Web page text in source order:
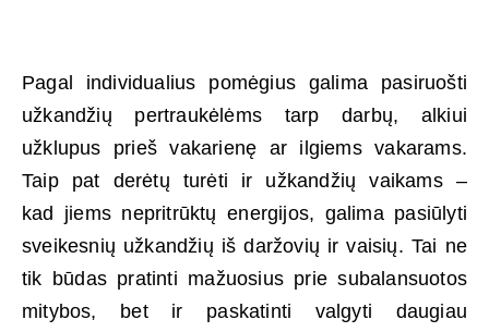
Pagal individualius pomėgius galima pasiruošti
užkandžių pertraukėlėms tarp darbų, alkiui
užklupus prieš vakarienę ar ilgiems vakarams.
Taip pat derėtų turėti ir užkandžių vaikams –
kad jiems nepritrūktų energijos, galima pasiūlyti
sveikesnių užkandžių iš daržovių ir vaisių. Tai ne
tik būdas pratinti mažuosius prie subalansuotos
mitybos, bet ir paskatinti valgyti daugiau